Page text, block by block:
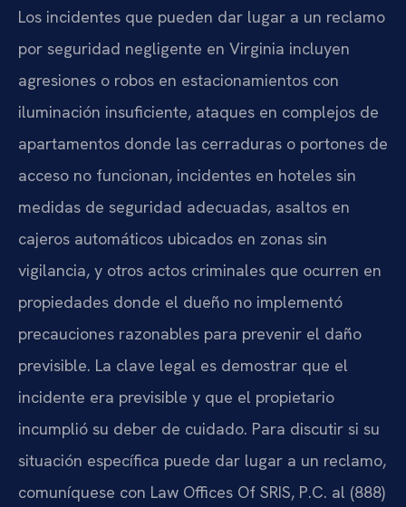
Los incidentes que pueden dar lugar a un reclamo
por seguridad negligente en Virginia incluyen
agresiones o robos en estacionamientos con
iluminación insuficiente, ataques en complejos de
apartamentos donde las cerraduras o portones de
acceso no funcionan, incidentes en hoteles sin
medidas de seguridad adecuadas, asaltos en
cajeros automáticos ubicados en zonas sin
vigilancia, y otros actos criminales que ocurren en
propiedades donde el dueño no implementó
precauciones razonables para prevenir el daño
previsible. La clave legal es demostrar que el
incidente era previsible y que el propietario
incumplió su deber de cuidado. Para discutir si su
situación específica puede dar lugar a un reclamo,
comuníquese con Law Offices Of SRIS, P.C. al (888)